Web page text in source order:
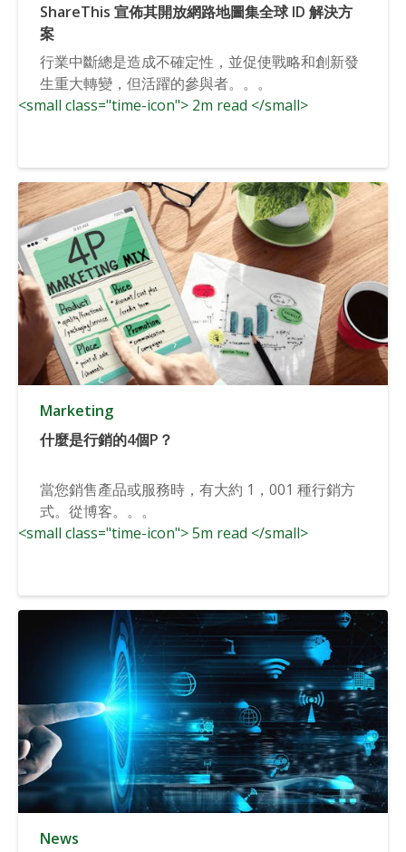
ShareThis 宣佈其開放網路地圖集全球 ID 解決方
案
行業中斷總是造成不確定性，並促使戰略和創新發
生重大轉變，但活躍的參與者。。。
<small class="time-icon"> 2m read </small>
Marketing
什麼是行銷的4個P？
當您銷售產品或服務時，有大約 1，001 種行銷方
式。從博客。。。
<small class="time-icon"> 5m read </small>
News